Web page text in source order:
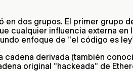
dos grupos. El primer grupo
cualquier influencia externa
enfoque de "el código es
derivada (también
original "hackeada" de